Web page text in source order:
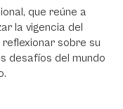
que reúne a
la vigencia del
sobre su
desafíos del mundo